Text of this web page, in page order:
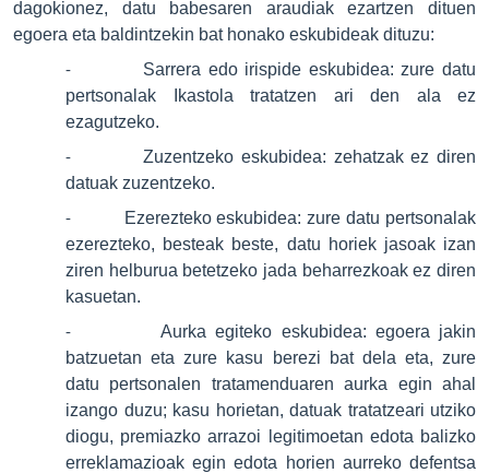
dagokionez, datu babesaren araudiak ezartzen dituen
egoera eta baldintzekin bat honako eskubideak dituzu:
- Sarrera edo irispide eskubidea: zure datu
pertsonalak Ikastola tratatzen ari den ala ez
ezagutzeko.
-Zuzentzeko eskubidea: zehatzak ez diren
datuak zuzentzeko.
-
Ezerezteko eskubidea: zure datu pertsonalak
ezerezteko, besteak beste, datu horiek jasoak izan
ziren helburua betetzeko jada beharrezkoak ez diren
kasuetan.
-Aurka egiteko eskubidea: egoera jakin
batzuetan eta zure kasu berezi bat dela eta, zure
datu pertsonalen tratamenduaren aurka egin ahal
izango duzu; kasu horietan, datuak tratatzeari utziko
diogu, premiazko arrazoi legitimoetan edota balizko
erreklamazioak egin edota horien aurreko defentsa